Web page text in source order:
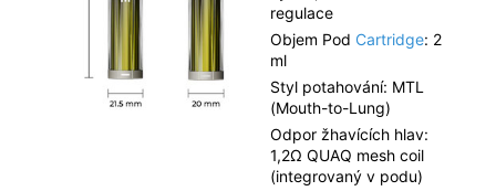
regulace
Objem Pod Cartridge: 2
ml
Styl potahování: MTL
(Mouth-to-Lung)
Odpor žhavících hlav:
1,2Ω QUAQ mesh coil
(integrovaný v podu)